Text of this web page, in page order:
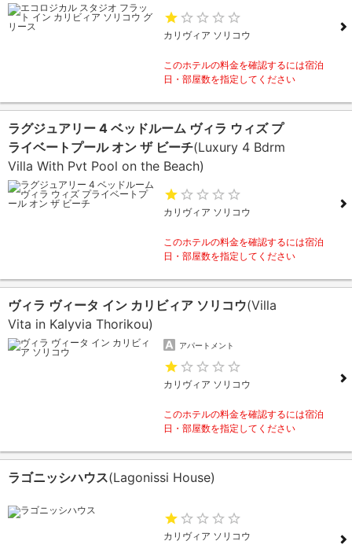
カリヴィア ソリコウ
このホテルの料金を確認するには宿泊
日・部屋数を指定してください
ラグジュアリー 4 ベッドルーム ヴィラ ウィズ プ
ライベートプール オン ザ ビーチ(Luxury 4 Bdrm
Villa With Pvt Pool on the Beach)
カリヴィア ソリコウ
このホテルの料金を確認するには宿泊
日・部屋数を指定してください
ヴィラ ヴィータ イン カリビィア ソリコウ(Villa
Vita in Kalyvia Thorikou)
アパートメント
カリヴィア ソリコウ
このホテルの料金を確認するには宿泊
日・部屋数を指定してください
ラゴニッシハウス(Lagonissi House)
カリヴィア ソリコウ